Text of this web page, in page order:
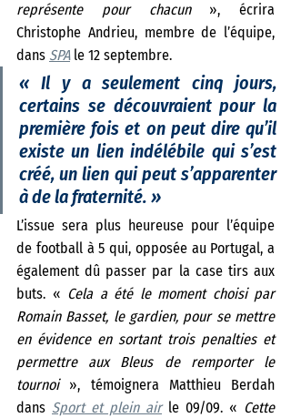
représente pour chacun », écrira
Christophe Andrieu, membre de l’équipe,
dans SPA le 12 septembre.
« Il y a seulement cinq jours,
certains se découvraient pour la
première fois et on peut dire qu’il
existe un lien indélébile qui s’est
créé, un lien qui peut s’apparenter
à de la fraternité. »
L’issue sera plus heureuse pour l’équipe
de football à 5 qui, opposée au Portugal, a
également dû passer par la case tirs aux
buts. « Cela a été le moment choisi par
Romain Basset, le gardien, pour se mettre
en évidence en sortant trois penalties et
permettre aux Bleus de remporter le
tournoi », témoignera Matthieu Berdah
dans Sport et plein air le 09/09. « Cette